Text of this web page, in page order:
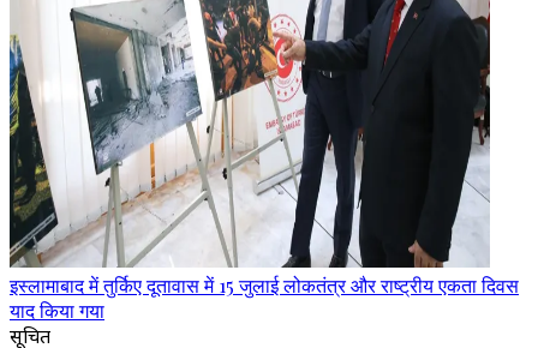
इस्लामाबाद में तुर्किए दूतावास में 15 जुलाई लोकतंत्र और राष्ट्रीय एकता दिवस
याद किया गया
सूचित